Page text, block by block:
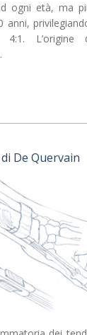
ogni età, ma
anni,
4:1. L’origine
De Quervain